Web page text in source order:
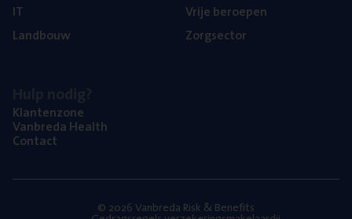
IT
Land­bouw
Vrije beroe­pen
Zorg­sec­tor
Klan­ten­zo­ne
Van­b­re­da Health
Con­tact
© 2026 Vanbreda Risk & Benefits